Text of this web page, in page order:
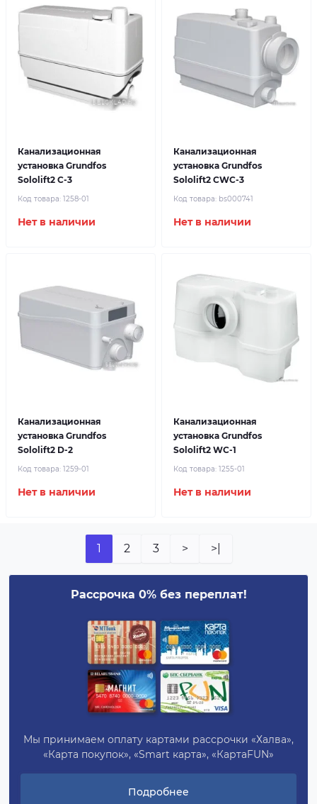
Канализационная
установка Grundfos
Sololift2 C-3
Код товара: 1258-01
Нет в наличии
Канализационная
установка Grundfos
Sololift2 CWC-3
Код товара: bs000741
Нет в наличии
Канализационная
установка Grundfos
Sololift2 D-2
Код товара: 1259-01
Нет в наличии
Канализационная
установка Grundfos
Sololift2 WC-1
Код товара: 1255-01
Нет в наличии
1 2 3 > >|
Рассрочка 0% без переплат!
Мы принимаем оплату картами рассрочки «Халва»,
«Карта покупок», «Smart карта», «КартаFUN»
Подробнее